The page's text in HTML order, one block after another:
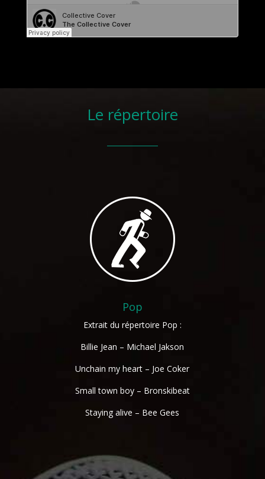
Le répertoire
Pop
Extrait du répertoire Pop :
Billie Jean – Michael Jakson
Unchain my heart – Joe Coker
Small town boy – Bronskibeat
Staying alive – Bee Gees